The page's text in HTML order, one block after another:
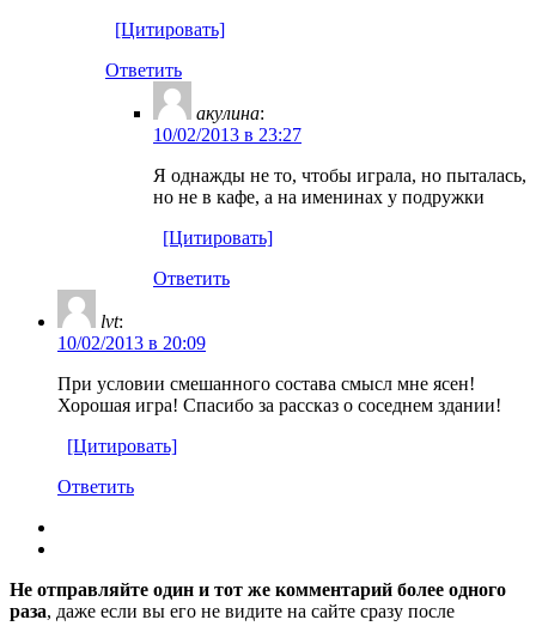
[Цитировать]
Ответить
акулина:
10/02/2013 в 23:27
Я однажды не то, чтобы играла, но пыталась,
но не в кафе, а на именинах у подружки
[Цитировать]
Ответить
lvt:
10/02/2013 в 20:09
При условии смешанного состава смысл мне ясен!
Хорошая игра! Спасибо за рассказ о соседнем здании!
[Цитировать]
Ответить
Не отправляйте один и тот же комментарий более одного
раза, даже если вы его не видите на сайте сразу после